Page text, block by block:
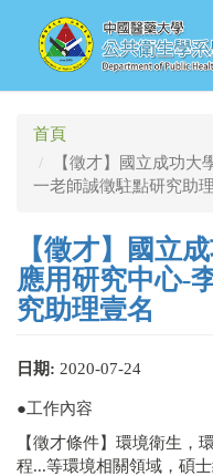
首頁
【徵才】國立成功大
一老師誠徵駐點研究助
【徵才】國立
應用研究中心-
究助理壹名
日期: 2020-07-24
●工作內容
【徵才條件】環境衛生，
程...等環境相關領域，碩